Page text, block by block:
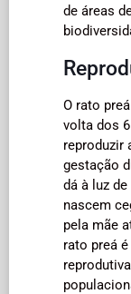
de áreas
O rato
volta dos
reproduzir
gestação
dá à luz
nascem
pela mãe
rato preá